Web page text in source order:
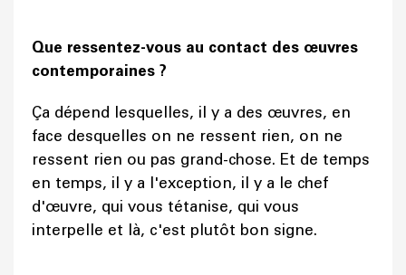
Que ressentez-vous au contact des œuvres
contemporaines ?
Ça dépend lesquelles, il y a des œuvres, en
face desquelles on ne ressent rien, on ne
ressent rien ou pas grand-chose. Et de temps
en temps, il y a l'exception, il y a le chef
d'œuvre, qui vous tétanise, qui vous
interpelle et là, c'est plutôt bon signe.